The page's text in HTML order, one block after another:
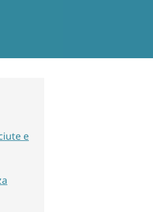
e